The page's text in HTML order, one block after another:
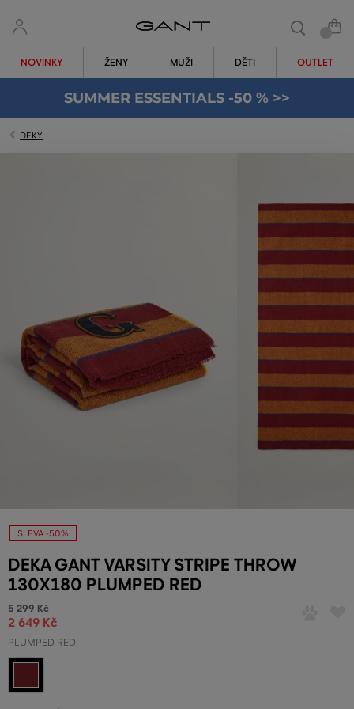
NOVINKY ŽENY MUŽI DĚTI OUTLET
SUMMER ESSENTIALS -50 % >>
DEKY
SLEVA -50%
DEKA GANT VARSITY STRIPE THROW
130X180 PLUMPED RED
5 299 Kč
2 649 Kč
PLUMPED RED